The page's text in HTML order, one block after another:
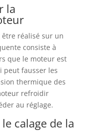
la
être réalisé sur un
consiste à
que le moteur est
peut fausser les
thermique des
refroidir
au réglage.
calage de la